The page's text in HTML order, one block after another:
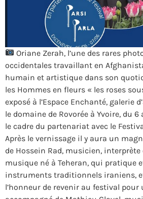
Oriane Zerah, l’une des rares
occidentales travaillant en
humain et artistique dans son
les Hommes en fleurs « les roses
exposé à l’Espace Enchanté, galerie
le domaine de Rovorée à Yvoire, du
le cadre du partenariat avec le
Après le vernissage il y aura un
de Hossein Rad, musicien, interprète
musique né à Teheran, qui pratique
instruments traditionnels iraniens,
l’honneur de revenir au festival